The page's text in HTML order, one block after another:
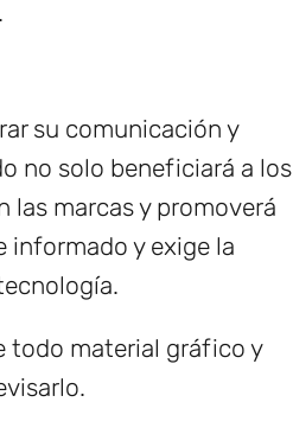
su comunicación y
no solo beneficiará a los
marcas y promoverá
informado y exige la
todo material gráfico y